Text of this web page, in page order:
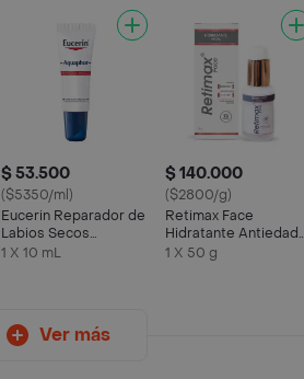
$ 53.500
($5350/ml)
Eucerin Reparador de
Labios Secos
Aquaphor
1 X 10 mL
$ 140.000
($2800/g)
Retimax Face
Hidratante Antiedad
Facial
1 X 50 g
Ver más